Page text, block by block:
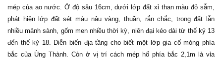
mép của ao nước. Ở độ sâu 16cm, dưới lớp đất xỉ than màu đỏ sẫm,
phát hiện lớp đất sét màu nâu vàng, thuần, rắn chắc, trong đất lẫn
nhiều mảnh sành, gốm men nhiều thời kỳ, niên đại kéo dài từ thế kỷ 13
đến thế kỷ 18. Diễn biến địa tầng cho biết một lớp gia cố móng phía
bắc của Ủng Thành. Còn ở vị trí cách mép hố phía bắc 2,1m là vỉa